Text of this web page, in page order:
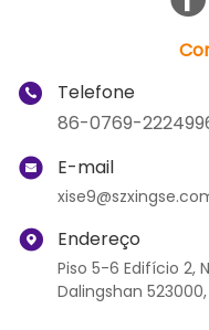
Telefone
86-0769-
E-mail
Endereço
Piso 5-6 Edifício 2,
Dalingshan